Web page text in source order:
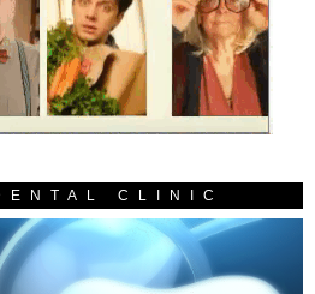
CLINIC